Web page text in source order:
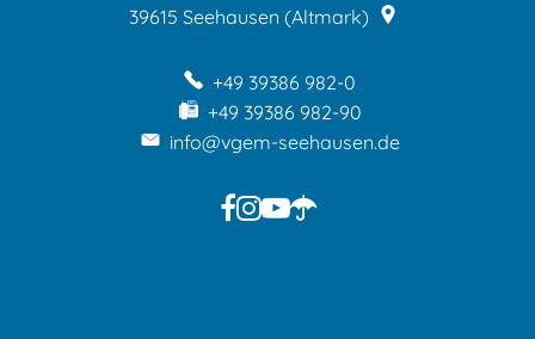
39615 Seehausen (Altmark)
+49 39386 982-0
+49 39386 982-90
info@vgem-seehausen.de